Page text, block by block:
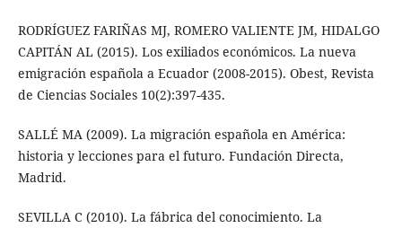
RODRÍGUEZ FARIÑAS MJ, ROMERO VALIENTE JM, HIDALGO
CAPITÁN AL (2015). Los exiliados económicos. La nueva
emigración española a Ecuador (2008-2015). Obest, Revista
de Ciencias Sociales 10(2):397-435.
SALLÉ MA (2009). La migración española en América:
historia y lecciones para el futuro. Fundación Directa,
Madrid.
SEVILLA C (2010). La fábrica del conocimiento. La